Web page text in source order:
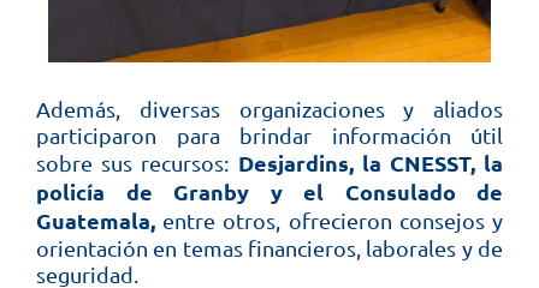
Además, diversas organizaciones y aliados
participaron para brindar información útil
sobre sus recursos: Desjardins, la CNESST, la
policía de Granby y el Consulado de
Guatemala, entre otros, ofrecieron consejos y
orientación en temas financieros, laborales y de
seguridad.